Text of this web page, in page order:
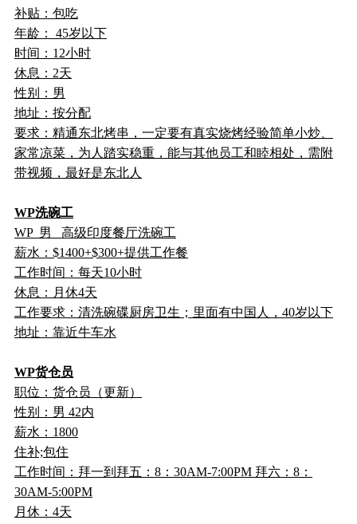
补贴：包吃
年龄： 45岁以下
时间：12小时
休息：2天
性别：男
地址：按分配
要求：精通东北烤串，一定要有真实烧烤经验简单小炒、
家常凉菜，为人踏实稳重，能与其他员工和睦相处，需附
带视频，最好是东北人
WP洗碗工
WP 男 高级印度餐厅洗碗工
薪水：$1400+$300+提供工作餐
工作时间：每天10小时
休息：月休4天
工作要求：清洗碗碟厨房卫生；里面有中国人，40岁以下
地址：靠近牛车水
WP货仓员
职位：货仓员（更新）
性别：男 42内
薪水：1800
住补;包住
工作时间：拜一到拜五：8：30AM-7:00PM 拜六：8：
30AM-5:00PM
月休：4天